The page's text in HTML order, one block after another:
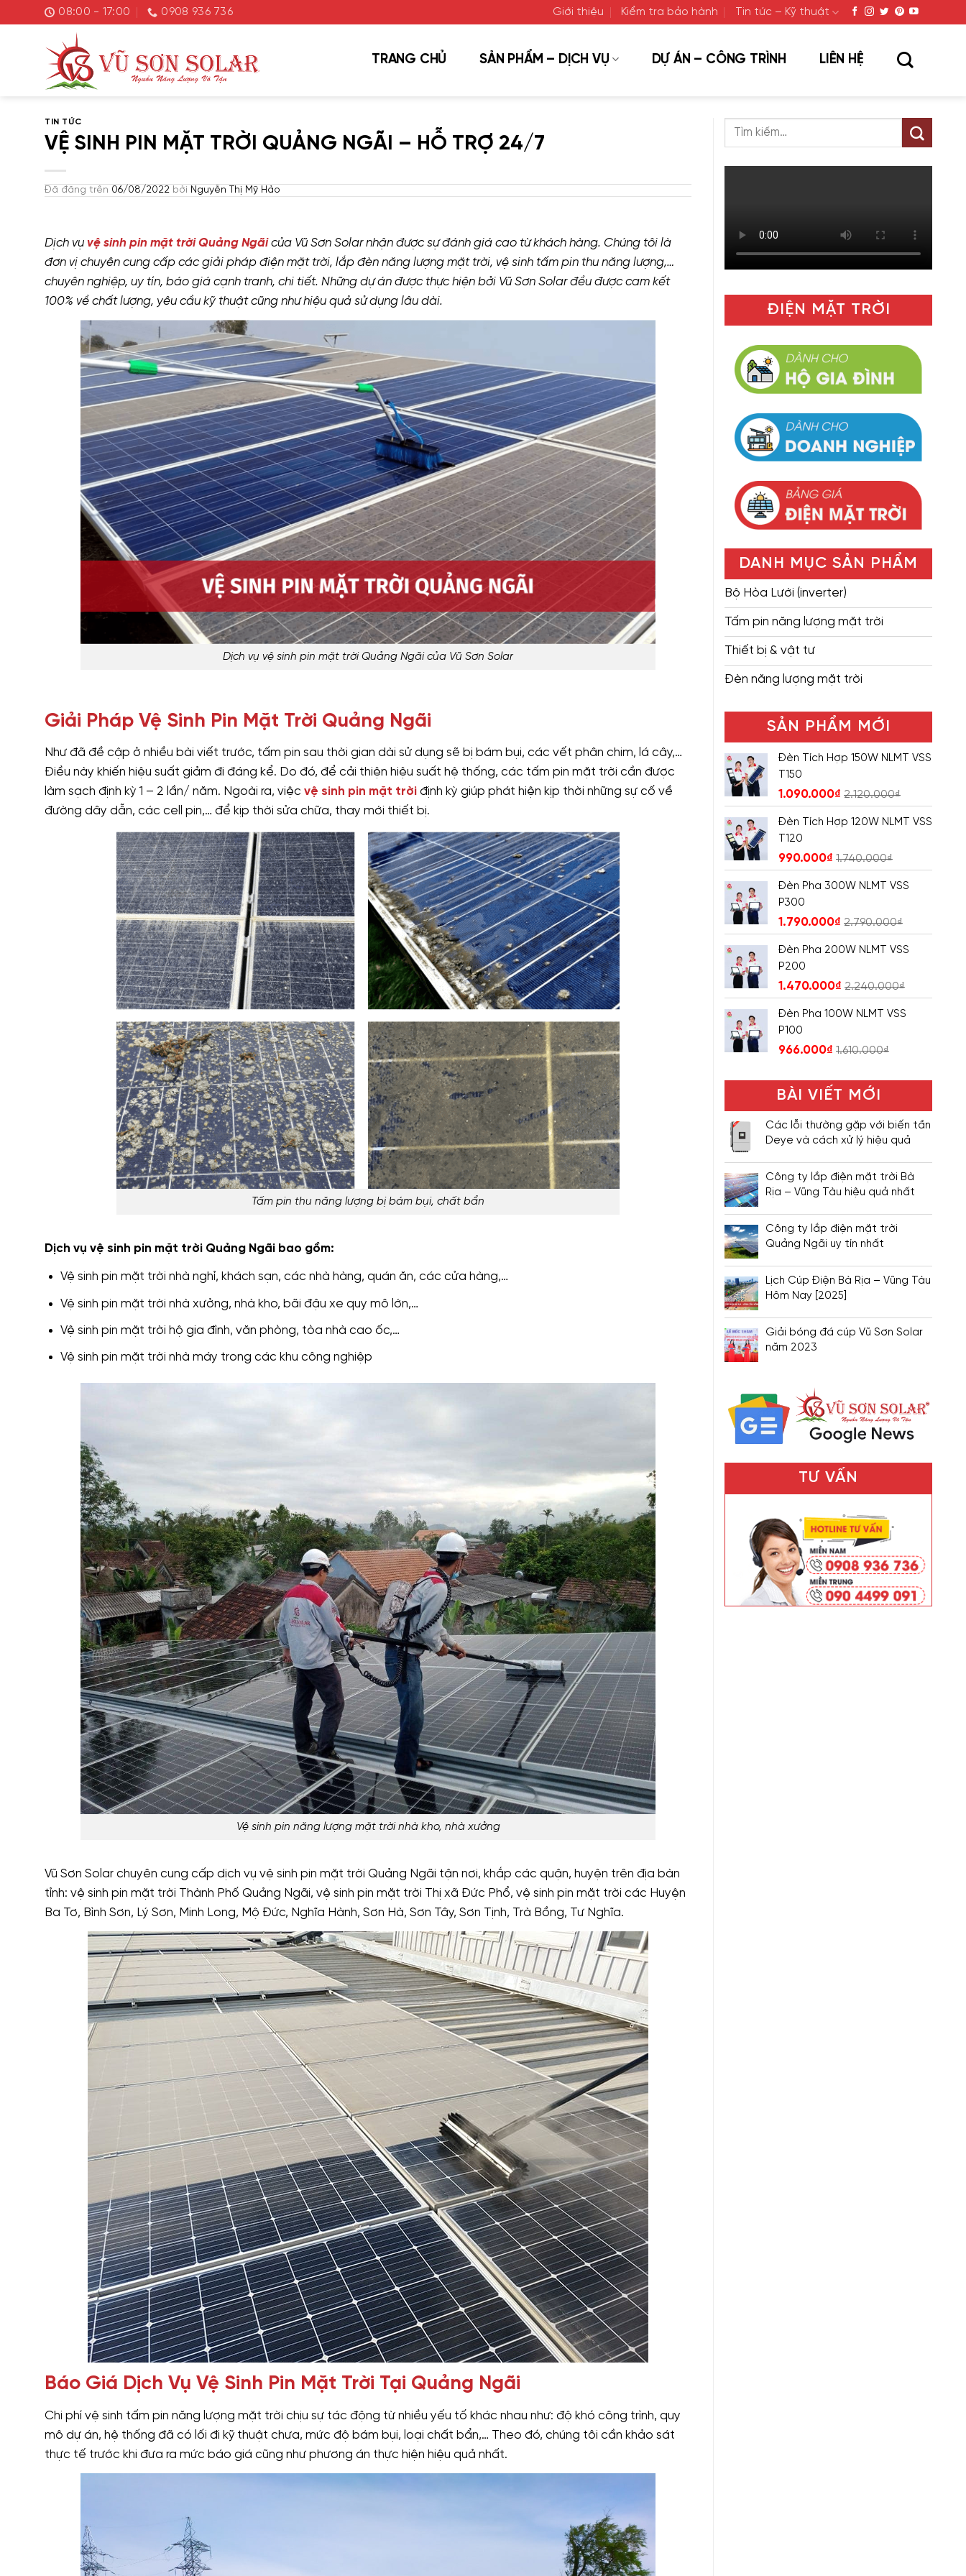
đến
08:00 - 17:00 0908 936 736 Giới thiệu Kiểm tra bảo hành Tin tức – Kỹ thuật
TRANG CHỦ SẢN PHẨM – DỊCH VỤ DỰ ÁN – CÔNG TRÌNH LIÊN HỆ
TIN TỨC
VỆ SINH PIN MẶT TRỜI QUẢNG NGÃI – HỖ TRỢ 24/7
Đã đăng trên 06/08/2022 bởi Nguyễn Thị Mỹ Hảo
Dịch vụ vệ sinh pin mặt trời Quảng Ngãicủa Vũ Sơn Solar nhận được sự đánh giá cao từ khách hàng. Chúng tôi là
đơn vị chuyên cung cấp các giải pháp điện mặt trời, lắp đèn năng lượng mặt trời, vệ sinh tấm pin thu năng lượng,…
chuyên nghiệp, uy tín, báo giá cạnh tranh, chi tiết. Những dự án được thực hiện bởi Vũ Sơn Solar đều được cam kết
100% về chất lượng, yêu cầu kỹ thuật cũng như hiệu quả sử dụng lâu dài.
Dịch vụ vệ sinh pin mặt trời Quảng Ngãi của Vũ Sơn Solar
Giải Pháp Vệ Sinh Pin Mặt Trời Quảng Ngãi
Như đã đề cập ở nhiều bài viết trước, tấm pin sau thời gian dài sử dụng sẽ bị bám bụi, các vết phân chim, lá cây,…
Điều này khiến hiệu suất giảm đi đáng kể. Do đó, để cải thiện hiệu suất hệ thống, các tấm pin mặt trời cần được
làm sạch định kỳ 1 – 2 lần/ năm. Ngoài ra, việc vệ sinh pin mặt trời định kỳ giúp phát hiện kịp thời những sự cố về
đường dây dẫn, các cell pin,… để kịp thời sửa chữa, thay mới thiết bị.
Tấm pin thu năng lượng bị bám bụi, chất bẩn
Dịch vụ vệ sinh pin mặt trời Quảng Ngãi bao gồm:
Vệ sinh pin mặt trời nhà nghỉ, khách sạn, các nhà hàng, quán ăn, các cửa hàng,…
Vệ sinh pin mặt trời nhà xưởng, nhà kho, bãi đậu xe quy mô lớn,…
Vệ sinh pin mặt trời hộ gia đình, văn phòng, tòa nhà cao ốc,…
Vệ sinh pin mặt trời nhà máy trong các khu công nghiệp
Vệ sinh pin năng lượng mặt trời nhà kho, nhà xưởng
Vũ Sơn Solar chuyên cung cấp dịch vụ vệ sinh pin mặt trời Quảng Ngãi tận nơi, khắp các quận, huyện trên địa bàn
tỉnh: vệ sinh pin mặt trời Thành Phố Quảng Ngãi, vệ sinh pin mặt trời Thị xã Đức Phổ, vệ sinh pin mặt trời các Huyện
Ba Tơ, Bình Sơn, Lý Sơn, Minh Long, Mộ Đức, Nghĩa Hành, Sơn Hà, Sơn Tây, Sơn Tịnh, Trà Bồng, Tư Nghĩa.
Báo Giá Dịch Vụ Vệ Sinh Pin Mặt Trời Tại Quảng Ngãi
Chi phí vệ sinh tấm pin năng lượng mặt trời chịu sự tác động từ nhiều yếu tố khác nhau như: độ khó công trình, quy
mô dự án, hệ thống đã có lối đi kỹ thuật chưa, mức độ bám bụi, loại chất bẩn,… Theo đó, chúng tôi cần khảo sát
thực tế trước khi đưa ra mức báo giá cũng như phương án thực hiện hiệu quả nhất.
ĐIỆN MẶT TRỜI
DANH MỤC SẢN PHẨM
Bộ Hòa Lưới (inverter)
Tấm pin năng lượng mặt trời
Thiết bị & vật tư
Đèn năng lượng mặt trời
SẢN PHẨM MỚI
Đèn Tích Hợp 150W NLMT VSS
T150
1.090.000₫ 2.120.000₫
Đèn Tích Hợp 120W NLMT VSS
T120
990.000₫ 1.740.000₫
Đèn Pha 300W NLMT VSS
P300
1.790.000₫ 2.790.000₫
Đèn Pha 200W NLMT VSS
P200
1.470.000₫ 2.240.000₫
Đèn Pha 100W NLMT VSS
P100
966.000₫ 1.610.000₫
BÀI VIẾT MỚI
Các lỗi thường gặp với biến tần
Deye và cách xử lý hiệu quả
Công ty lắp điện mặt trời Bà
Rịa – Vũng Tàu hiệu quả nhất
Công ty lắp điện mặt trời
Quảng Ngãi uy tín nhất
Lịch Cúp Điện Bà Rịa – Vũng Tàu
Hôm Nay [2025]
Giải bóng đá cúp Vũ Sơn Solar
năm 2023
TƯ VẤN